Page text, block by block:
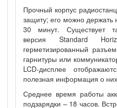
Прочный корпус
защиту; его можно держать
30 минут. Существует
версия Standard
герметизированный
гарнитуры или
LCD-дисплее
полезная информация о
Среднее время работы
подзарядки – 18 часов.